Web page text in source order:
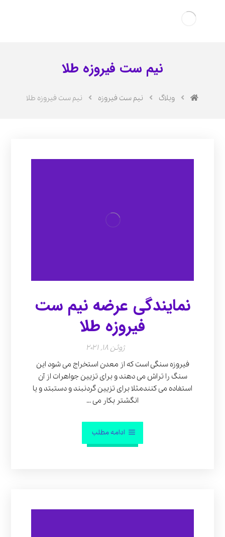
نیم ست فیروزه طلا
وبلاگ نیم ست فیروزه نیم ست فیروزه طلا
نمایندگی عرضه نیم ست
فیروزه طلا
ژوئن 18, 2021
فیروزه سنگی است که از معدن استخراج می شود این
سنگ را تراش می دهند و برای تزیین جواهرات از آن
استفاده می کنندمثلا برای تزیین گردنبند و دستبتد و یا
انگشتر بکار می ...
ادامه مطلب